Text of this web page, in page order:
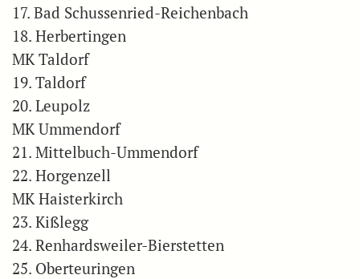
17. Bad Schussenried-Reichenbach
18. Herbertingen
MK Taldorf
19. Taldorf
20. Leupolz
MK Ummendorf
21. Mittelbuch-Ummendorf
22. Horgenzell
MK Haisterkirch
23. Kißlegg
24. Renhardsweiler-Bierstetten
25. Oberteuringen